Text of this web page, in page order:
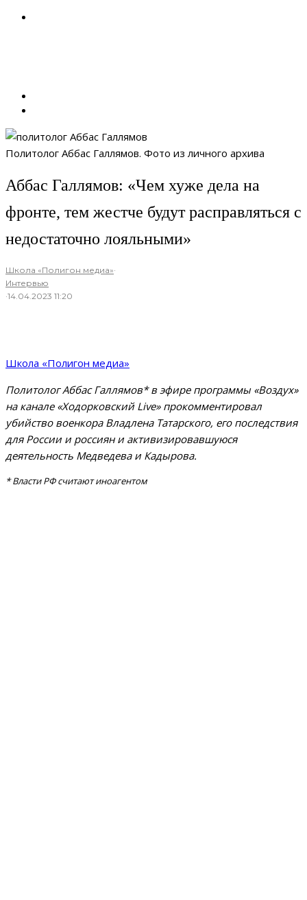
Политолог Аббас Галлямов. Фото из личного архива
Аббас Галлямов: «Чем хуже дела на
фронте, тем жестче будут расправляться с
недостаточно лояльными»
Школа «Полигон медиа»·
Интервью
·14.04.2023 11:20
Школа «Полигон медиа»
Политолог Аббас Галлямов* в эфире программы «Воздух»
на канале «Ходорковский Live» прокомментировал
убийство военкора Владлена Татарского, его последствия
для России и россиян и активизировавшуюся
деятельность Медведева и Кадырова.
* Власти РФ считают иноагентом